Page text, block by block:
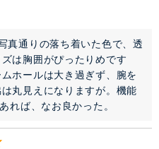
真通りの落ち着いた色で、透
は胸囲がぴったりめです
ホールは大き過ぎず、腕を
丸見えになりますが。機能
れば、なお良かった。